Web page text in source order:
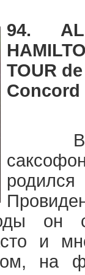
94.
TOUR
Concord
родился
он
и
на